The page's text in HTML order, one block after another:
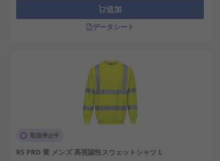
追加
データシート
取扱停止中
RS PRO 黄 メンズ 高視認性スウェットシャツ L